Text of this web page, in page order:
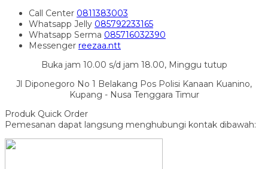
Call Center 0811383003
Whatsapp Jelly 085792233165
Whatsapp Serma 085716032390
Messenger reezaa.ntt
Buka jam 10.00 s/d jam 18.00, Minggu tutup
Jl Diponegoro No 1 Belakang Pos Polisi Kanaan Kuanino,
Kupang - Nusa Tenggara Timur
Produk Quick Order
Pemesanan dapat langsung menghubungi kontak dibawah: